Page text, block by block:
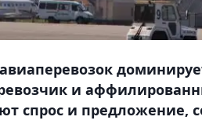
и
спрос и предложение,